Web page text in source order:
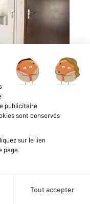
Compiègne,
à la location
meublé,
des parties